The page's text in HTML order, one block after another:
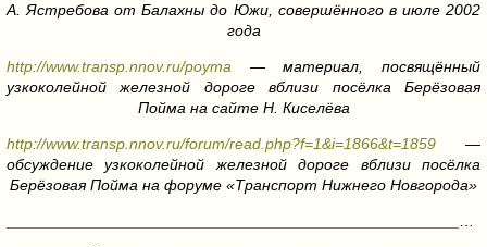
А. Ястребова от Балахны до Южи, совершённого в июле 2002
года
http://www.transp.nnov.ru/poyma — материал, посвящённый
узкоколейной железной дороге вблизи посёлка Берёзовая
Пойма на сайте Н. Киселёва
http://www.transp.nnov.ru/forum/read.php?f=1&i=1866&t=1859 —
обсуждение узкоколейной железной дороге вблизи посёлка
Берёзовая Пойма на форуме «Транспорт Нижнего Новгорода»